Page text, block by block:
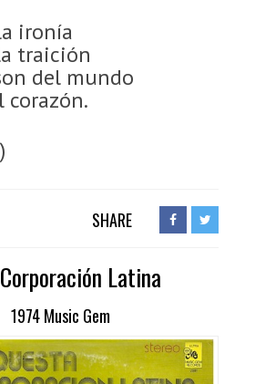
ironía
traición
del mundo
corazón.
SHARE
Latina
1974 Music Gem